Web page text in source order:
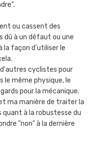
ou cassent des
dû à un défaut ou une
la façon d'utiliser le
cyclistes pour
le même physique, le
pour la mécanique.
ma manière de traiter la
à la robustesse du
"non" à la dernière